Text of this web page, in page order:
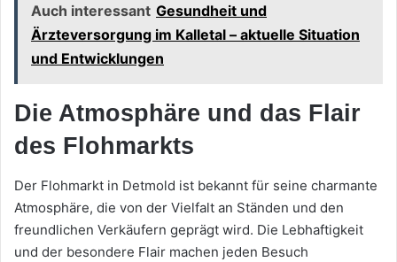
Auch interessant Gesundheit und
Ärzteversorgung im Kalletal – aktuelle Situation
und Entwicklungen
Die Atmosphäre und das Flair
des Flohmarkts
Der Flohmarkt in Detmold ist bekannt für seine charmante
Atmosphäre, die von der Vielfalt an Ständen und den
freundlichen Verkäufern geprägt wird. Die Lebhaftigkeit
und der besondere Flair machen jeden Besuch